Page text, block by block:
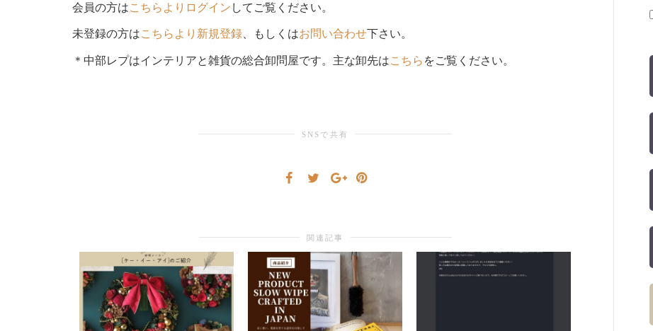
会員の方はこちらよりログイン してご覧ください。
未登録の方はこちらより新規登録 、もしくはお問い合わせ下さい。
＊中部レプはインテリアと雑貨の総合卸問屋です。主な卸先はこちら をご覧ください。
SNSで共有
関連記事